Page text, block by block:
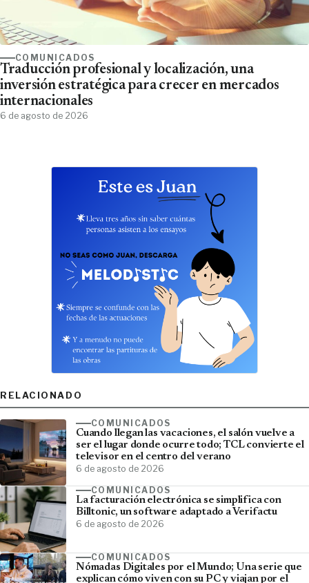
COMUNICADOS
Traducción profesional y localización, una
inversión estratégica para crecer en mercados
internacionales
6 de agosto de 2026
RELACIONADO
COMUNICADOS
Cuando llegan las vacaciones, el salón vuelve a
ser el lugar donde ocurre todo; TCL convierte el
televisor en el centro del verano
6 de agosto de 2026
COMUNICADOS
La facturación electrónica se simplifica con
Billtonic, un software adaptado a Verifactu
6 de agosto de 2026
COMUNICADOS
Nómadas Digitales por el Mundo; Una serie que
explican cómo viven con su PC y viajan por el